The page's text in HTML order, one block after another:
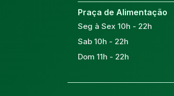
Praça de Alimentação
Seg à Sex 10h - 22h
Sab 10h - 22h
Dom 11h - 22h